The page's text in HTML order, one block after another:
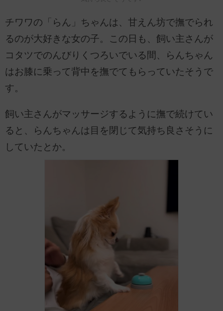
チワワの「らん」ちゃんは、甘えん坊で撫でられ
るのが大好きな女の子。この日も、飼い主さんが
コタツでのんびりくつろいでいる間、らんちゃん
はお膝に乗って背中を撫でてもらっていたそうで
す。
飼い主さんがマッサージするように撫で続けてい
ると、らんちゃんは目を閉じて気持ち良さそうに
していたとか。